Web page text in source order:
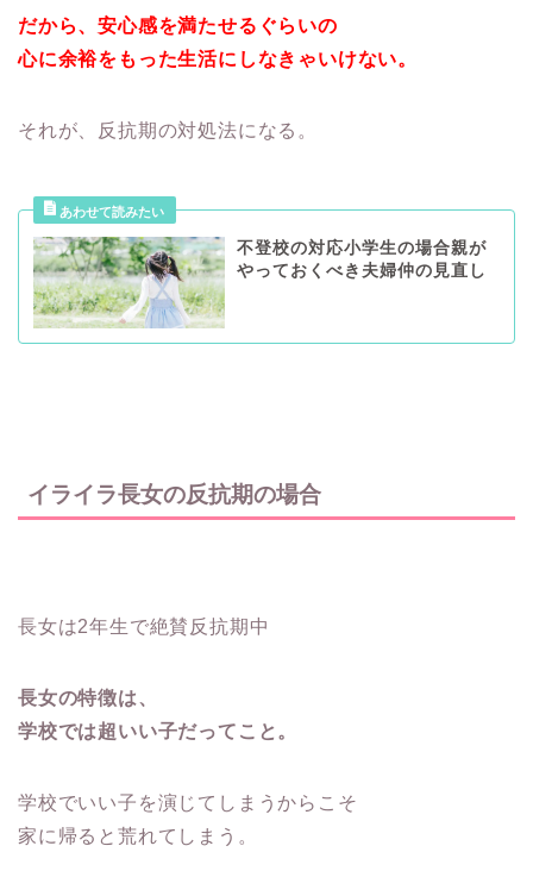
だから、安心感を満たせるぐらいの
心に余裕をもった生活にしなきゃいけない。
それが、反抗期の対処法になる。
不登校の対応小学生の場合親が
やっておくべき夫婦仲の見直し
イライラ長女の反抗期の場合
長女は2年生で絶賛反抗期中
長女の特徴は、
学校では超いい子だってこと。
学校でいい子を演じてしまうからこそ
家に帰ると荒れてしまう。